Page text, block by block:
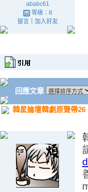
ababc61
等級：8
留言｜ 加入好友
回應文章
韓星論壇韓劇原聲帶26